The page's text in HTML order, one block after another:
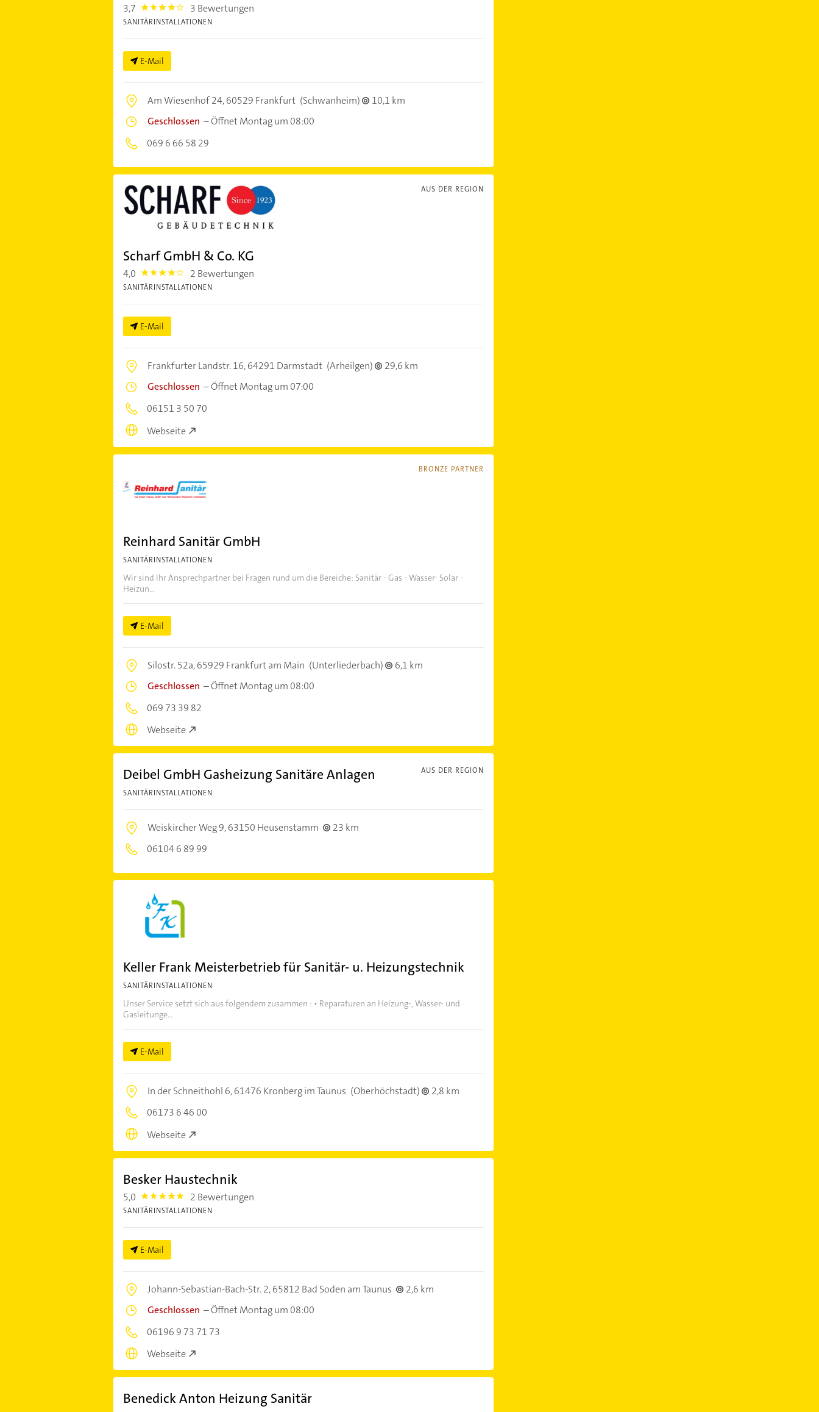
3,7 3.7 3 Bewertungen
SANITÄRINSTALLATIONEN
E-Mail
Am Wiesenhof 24,60529 Frankfurt (Schwanheim)
10,1 km
Geschlossen –Öffnet Montag um 08:00
069 6 66 58 29
AUS DER REGION
Scharf GmbH & Co. KG
4,0 4.0 2 Bewertungen
SANITÄRINSTALLATIONEN
E-Mail
Frankfurter Landstr. 16,64291 Darmstadt (Arheilgen)
29,6 km
Geschlossen –Öffnet Montag um 07:00
06151 3 50 70
Webseite
BRONZE PARTNER
Reinhard Sanitär GmbH
SANITÄRINSTALLATIONEN
Wir sind Ihr Ansprechpartner bei Fragen rund um die Bereiche: Sanitär - Gas - Wasser- Solar -
Heizun...
E-Mail
Silostr. 52a,65929 Frankfurt am Main (Unterliederbach)
6,1 km
Geschlossen –Öffnet Montag um 08:00
069 73 39 82
Webseite
AUS DER REGION
Deibel GmbH Gasheizung Sanitäre Anlagen
SANITÄRINSTALLATIONEN
Weiskircher Weg 9,63150 Heusenstamm
23 km
06104 6 89 99
Keller Frank Meisterbetrieb für Sanitär- u. Heizungstechnik
SANITÄRINSTALLATIONEN
Unser Service setzt sich aus folgendem zusammen : • Reparaturen an Heizung-, Wasser- und
Gasleitunge...
E-Mail
In der Schneithohl 6,61476 Kronberg im Taunus (Oberhöchstadt)
2,8 km
06173 6 46 00
Webseite
Besker Haustechnik
5,0 5.0 2 Bewertungen
SANITÄRINSTALLATIONEN
E-Mail
Johann-Sebastian-Bach-Str. 2,65812 Bad Soden am Taunus
2,6 km
Geschlossen –Öffnet Montag um 08:00
06196 9 73 71 73
Webseite
Benedick Anton Heizung Sanitär